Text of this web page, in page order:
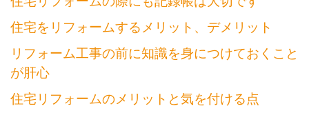
住宅をリフォームするメリット、デメリット
リフォーム工事の前に知識を身につけておくこと
が肝心
住宅リフォームのメリットと気を付ける点